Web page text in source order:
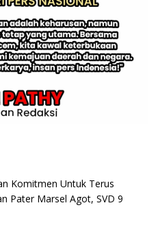
Komitmen Untuk Terus
Pater Marsel Agot, SVD 9